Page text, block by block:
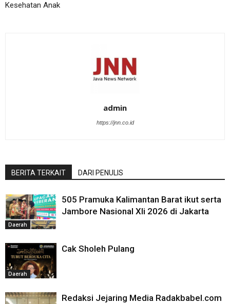
Kesehatan Anak
admin
https://jnn.co.id
BERITA TERKAIT DARI PENULIS
Daerah
505 Pramuka Kalimantan Barat ikut serta
Jambore Nasional XIi 2026 di Jakarta
Daerah
Cak Sholeh Pulang
Redaksi Jejaring Media Radakbabel.com